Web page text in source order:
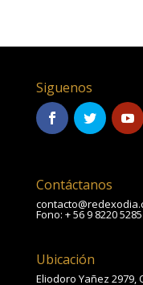
Siguenos
Contáctanos
Fono: + 56 9 8220 5285
Ubicación
Eliodoro Yañez 2979,